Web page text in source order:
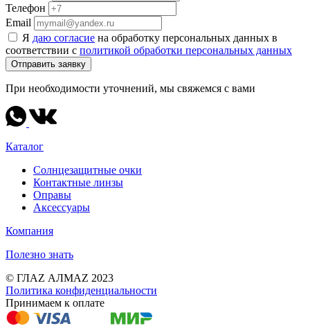
Телефон
Email
Я даю согласие на обработку персональных данных в
соответствии с политикой обработки персональных данных
Отправить заявку
При необходимости уточнений, мы свяжемся с вами
Каталог
Солнцезащитные очки
Контактные линзы
Оправы
Аксессуары
Компания
Полезно знать
© ГЛАZ АЛМАZ 2023
Политика конфиденциальности
Принимаем к оплате